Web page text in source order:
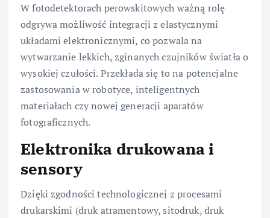
W fotodetektorach perowskitowych ważną rolę
odgrywa możliwość integracji z elastycznymi
układami elektronicznymi, co pozwala na
wytwarzanie lekkich, zginanych czujników światła o
wysokiej czułości. Przekłada się to na potencjalne
zastosowania w robotyce, inteligentnych
materiałach czy nowej generacji aparatów
fotograficznych.
Elektronika drukowana i
sensory
Dzięki zgodności technologicznej z procesami
drukarskimi (druk atramentowy, sitodruk, druk